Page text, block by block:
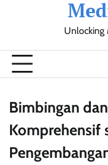
Unlocking
Bimbingan
Komprehensif